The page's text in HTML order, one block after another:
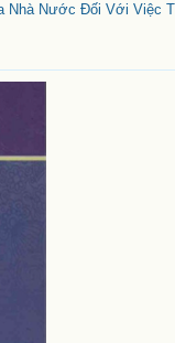
Nhà Nước Đối Với Việc